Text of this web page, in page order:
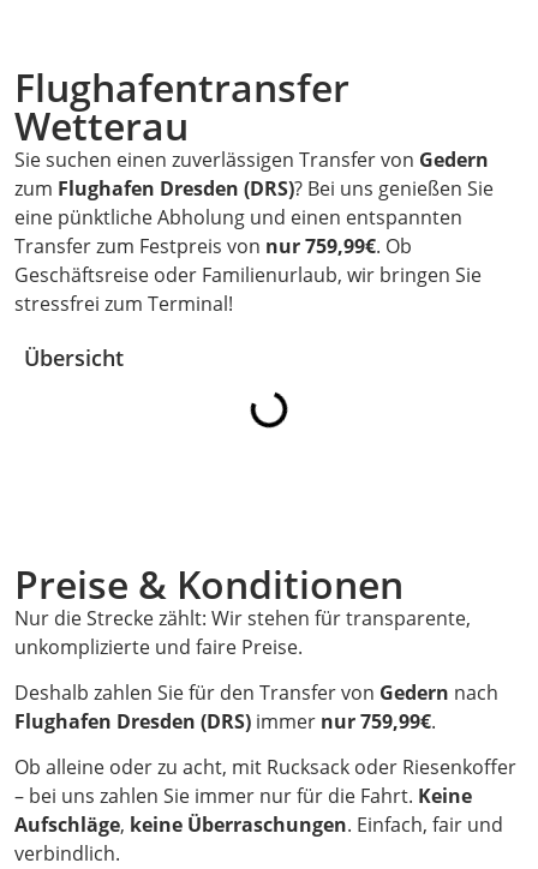
Flughafentransfer
Wetterau
Sie suchen einen zuverlässigen Transfer von Gedern
zum Flughafen Dresden (DRS)? Bei uns genießen Sie
eine pünktliche Abholung und einen entspannten
Transfer zum Festpreis von nur 759,99€. Ob
Geschäftsreise oder Familienurlaub, wir bringen Sie
stressfrei zum Terminal!
Übersicht
Preise & Konditionen
Nur die Strecke zählt: Wir stehen für transparente,
unkomplizierte und faire Preise.
Deshalb zahlen Sie für den Transfer von Gedern nach
Flughafen Dresden (DRS) immer nur 759,99€.
Ob alleine oder zu acht, mit Rucksack oder Riesenkoffer
– bei uns zahlen Sie immer nur für die Fahrt. Keine
Aufschläge, keine Überraschungen. Einfach, fair und
verbindlich.